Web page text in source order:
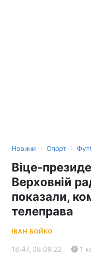
Новини › Спорт ›
Віце-
Верховній
показали,
телеправа
ІВАН БОЙКО
18:47, 08.09.22 1